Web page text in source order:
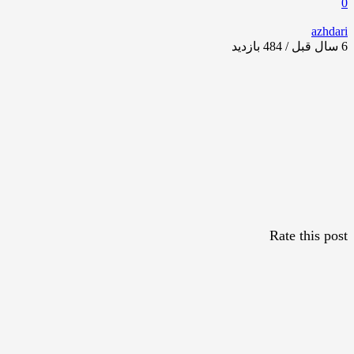
azhdari
6 سال قبل / 484
بازدید
Rate this post